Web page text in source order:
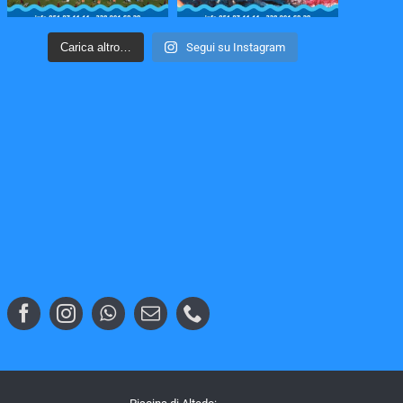
Carica altro… Segui su Instagram